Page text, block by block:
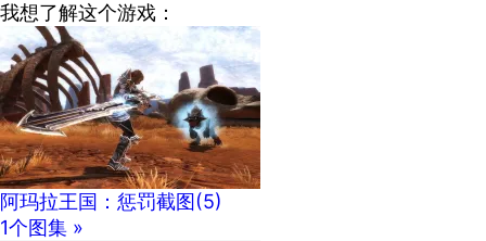
我想了解这个游戏：
阿玛拉王国：惩罚截图 (5)
1个图集 »